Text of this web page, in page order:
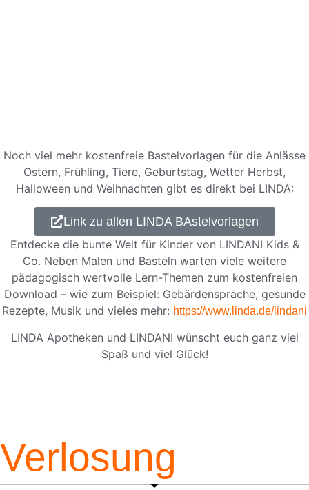
Noch viel mehr kostenfreie Bastelvorlagen für die Anlässe
Ostern, Frühling, Tiere, Geburtstag, Wetter Herbst,
Halloween und Weihnachten gibt es direkt bei LINDA:
Link zu allen LINDA BAstelvorlagen
Entdecke die bunte Welt für Kinder von LINDANI Kids &
Co. Neben Malen und Basteln warten viele weitere
pädagogisch wertvolle Lern-Themen zum kostenfreien
Download – wie zum Beispiel: Gebärdensprache, gesunde
Rezepte, Musik und vieles mehr: https://www.linda.de/lindani
LINDA Apotheken und LINDANI wünscht euch ganz viel
Spaß und viel Glück!
Verlosung